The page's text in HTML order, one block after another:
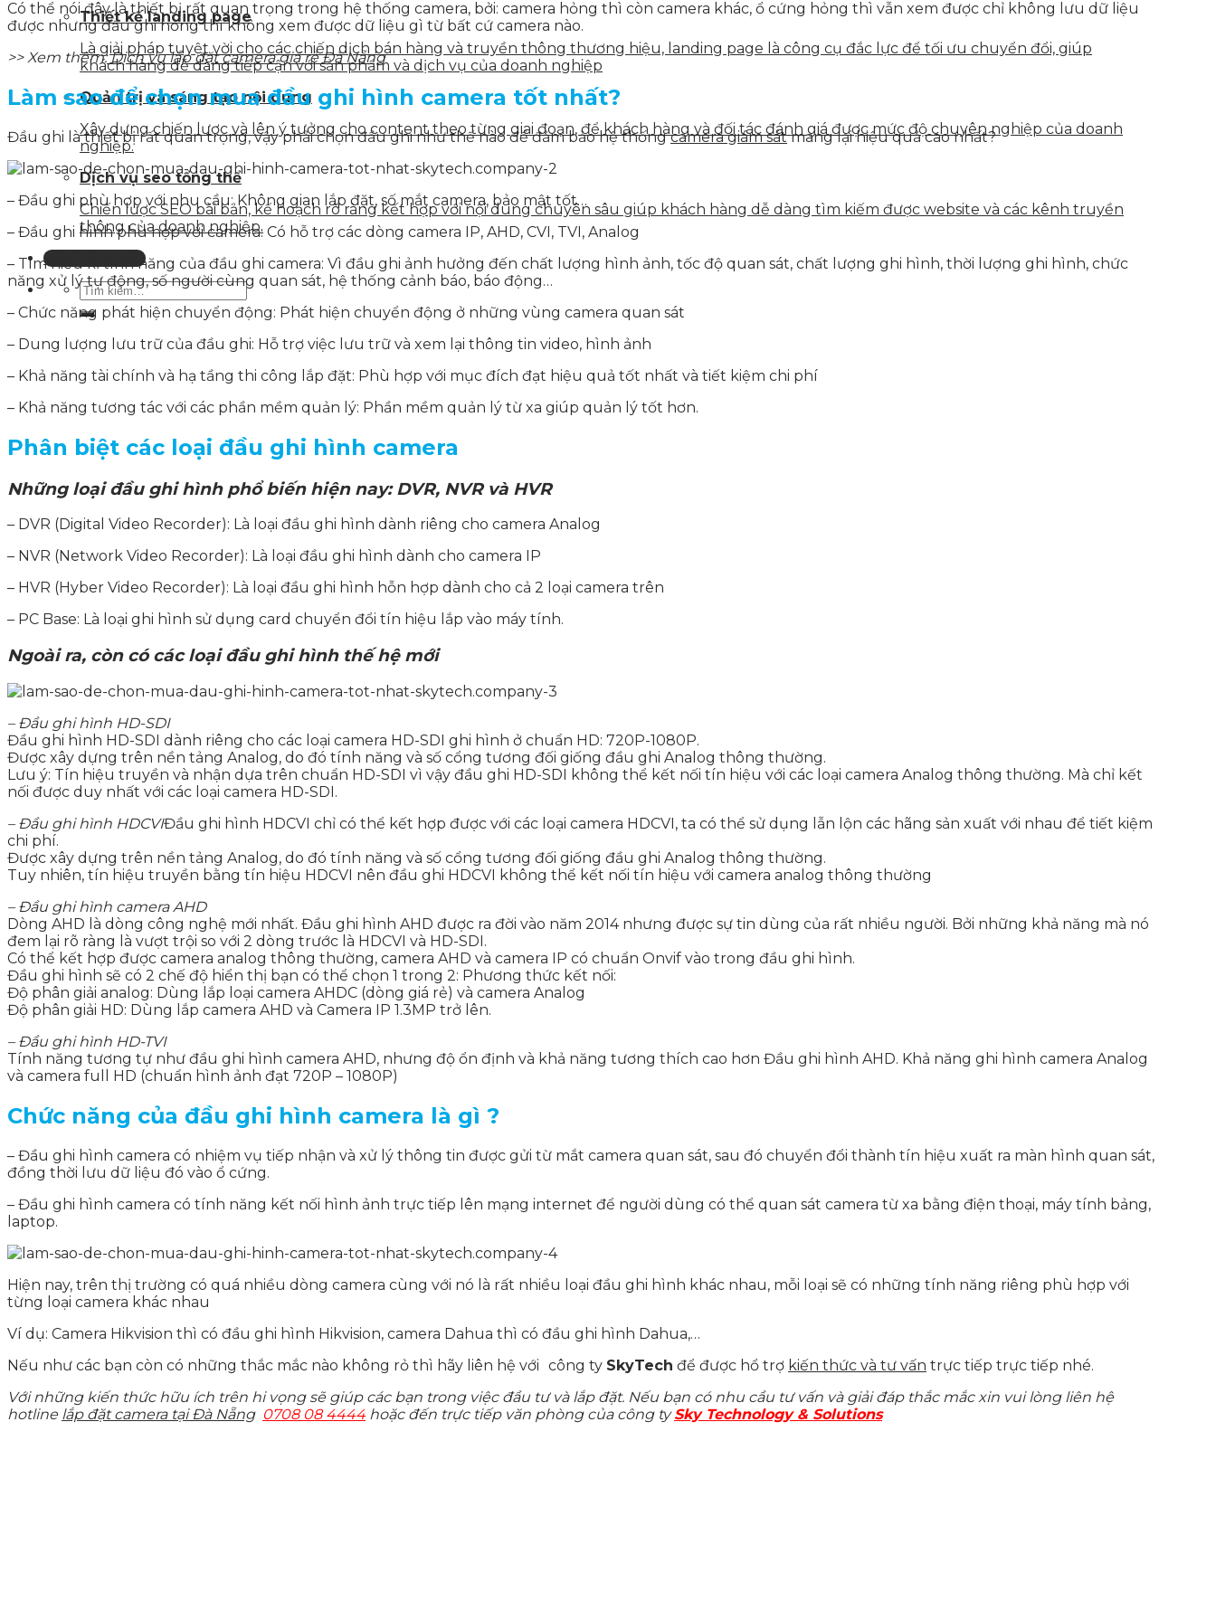
Thiết kế landing page
Là giải pháp tuyệt vời cho các chiến dịch bán hàng và truyền thông thương hiệu, landing page là công cụ đắc lực để tối ưu chuyển đổi, giúp
khách hàng dễ dàng tiếp cận với sản phẩm và dịch vụ của doanh nghiệp
Quản trị và sáng tạo nội dung
Xây dựng chiến lược và lên ý tưởng cho content theo từng giai đoạn, để khách hàng và đối tác đánh giá được mức độ chuyên nghiệp của doanh
nghiệp.
Dịch vụ seo tổng thể
Chiến lược SEO bài bản, kế hoạch rõ ràng kết hợp với nội dung chuyên sâu giúp khách hàng dễ dàng tìm kiếm được website và các kênh truyền
thông của doanh nghiệp.
Liên hệ tư vấn
Có thể nói đây là thiết bị rất quan trọng trong hệ thống camera, bởi: camera hỏng thì còn camera khác, ổ cứng hỏng thì vẫn xem được chỉ không lưu dữ liệu
được nhưng đầu ghi hỏng thì không xem được dữ liệu gì từ bất cứ camera nào.
>> Xem thêm:Dịch vụ lắp đặt camera giá rẻ Đà Nẵng
Làm sao để chọn mua đầu ghi hình camera tốt nhất?
Đầu ghi là thiết bị rất quan trọng, vậy phải chọn đầu ghi như thế nào để đảm bảo hệ thốngcamera giám sátmang lại hiệu quả cao nhất?
– Đầu ghi phù hợp với nhu cầu: Không gian lắp đặt, số mắt camera, bảo mật tốt…
– Đầu ghi hình phù hợp với camera: Có hỗ trợ các dòng camera IP, AHD, CVI, TVI, Analog
– Tìm hiểu kĩ tính năng của đầu ghi camera: Vì đầu ghi ảnh hưởng đến chất lượng hình ảnh, tốc độ quan sát, chất lượng ghi hình, thời lượng ghi hình, chức
năng xử lý tự động, số người cùng quan sát, hệ thống cảnh báo, báo động…
– Chức năng phát hiện chuyển động: Phát hiện chuyển động ở những vùng camera quan sát
– Dung lượng lưu trữ của đầu ghi: Hỗ trợ việc lưu trữ và xem lại thông tin video, hình ảnh
– Khả năng tài chính và hạ tầng thi công lắp đặt: Phù hợp với mục đích đạt hiệu quả tốt nhất và tiết kiệm chi phí
– Khả năng tương tác với các phần mềm quản lý: Phần mềm quản lý từ xa giúp quản lý tốt hơn.
Phân biệt các loại đầu ghi hình camera
Những loại đầu ghi hình phổ biến hiện nay: DVR, NVR và HVR
– DVR (Digital Video Recorder): Là loại đầu ghi hình dành riêng cho camera Analog
– NVR (Network Video Recorder): Là loại đầu ghi hình dành cho camera IP
– HVR (Hyber Video Recorder): Là loại đầu ghi hình hỗn hợp dành cho cả 2 loại camera trên
– PC Base: Là loại ghi hình sử dụng card chuyển đổi tín hiệu lắp vào máy tính.
Ngoài ra, còn có các loại đầu ghi hình thế hệ mới
– Đầu ghi hình HD-SDI
Đầu ghi hình HD-SDI dành riêng cho các loại camera HD-SDI ghi hình ở chuẩn HD: 720P-1080P.
Được xây dựng trên nền tảng Analog, do đó tính năng và số cổng tương đối giống đầu ghi Analog thông thường.
Lưu ý: Tín hiệu truyền và nhận dựa trên chuẩn HD-SDI vì vậy đầu ghi HD-SDI không thể kết nối tín hiệu với các loại camera Analog thông thường. Mà chỉ kết
nối được duy nhất với các loại camera HD-SDI.
– Đầu ghi hình HDCVIĐầu ghi hình HDCVI chỉ có thể kết hợp được với các loại camera HDCVI, ta có thể sử dụng lẫn lộn các hãng sản xuất với nhau để tiết kiệm
chi phí.
Được xây dựng trên nền tảng Analog, do đó tính năng và số cổng tương đối giống đầu ghi Analog thông thường.
Tuy nhiên, tín hiệu truyền bằng tín hiệu HDCVI nên đầu ghi HDCVI không thể kết nối tín hiệu với camera analog thông thường
– Đầu ghi hình camera AHD
Dòng AHD là dòng công nghệ mới nhất. Đầu ghi hình AHD được ra đời vào năm 2014 nhưng được sự tin dùng của rất nhiều người. Bởi những khả năng mà nó
đem lại rõ ràng là vượt trội so với 2 dòng trước là HDCVI và HD-SDI.
Có thể kết hợp được camera analog thông thường, camera AHD và camera IP có chuẩn Onvif vào trong đầu ghi hình.
Đầu ghi hình sẽ có 2 chế độ hiển thị bạn có thể chọn 1 trong 2: Phương thức kết nối:
Độ phân giải analog: Dùng lắp loại camera AHDC (dòng giá rẻ) và camera Analog
Độ phân giải HD: Dùng lắp camera AHD và Camera IP 1.3MP trở lên.
– Đầu ghi hình HD-TVI
Tính năng tương tự như đầu ghi hình camera AHD, nhưng độ ổn định và khả năng tương thích cao hơn Đầu ghi hình AHD. Khả năng ghi hình camera Analog
và camera full HD (chuẩn hình ảnh đạt 720P – 1080P)
Chức năng của đầu ghi hình camera là gì ?
– Đầu ghi hình camera có nhiệm vụ tiếp nhận và xử lý thông tin được gửi từ mắt camera quan sát, sau đó chuyển đổi thành tín hiệu xuất ra màn hình quan sát,
đồng thời lưu dữ liệu đó vào ổ cứng.
– Đầu ghi hình camera có tính năng kết nối hình ảnh trực tiếp lên mạng internet để người dùng có thể quan sát camera từ xa bằng điện thoại, máy tính bảng,
laptop.
Hiện nay, trên thị trường có quá nhiều dòng camera cùng với nó là rất nhiều loại đầu ghi hình khác nhau, mỗi loại sẽ có những tính năng riêng phù hợp với
từng loại camera khác nhau
Ví dụ: Camera Hikvision thì có đầu ghi hình Hikvision, camera Dahua thì có đầu ghi hình Dahua,…
Nếu như các bạn còn có những thắc mắc nào không rỏ thì hãy liên hệ với công ty SkyTech để được hổ trợ kiến thức và tư vấn trực tiếp trực tiếp nhé.
Với những kiến thức hữu ích trên hi vọng sẽ giúp các bạn trong việc đầu tư và lắp đặt. Nếu bạn có nhu cầu tư vấn và giải đáp thắc mắc xin vui lòng liên hệ
hotline lắp đặt camera tại Đà Nẵng 0708 08 4444hoặc đến trực tiếp văn phòng của công tySky Technology & Solutions